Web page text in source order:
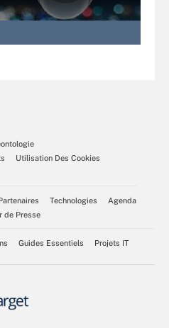
Utilisation Des Cookies
Technologies
Agenda
de Presse
Guides Essentiels Projets IT